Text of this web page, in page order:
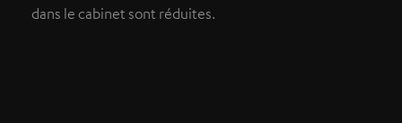
dans le cabinet sont réduites.